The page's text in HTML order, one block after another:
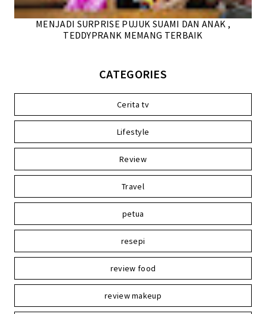
MENJADI SURPRISE PUJUK SUAMI DAN ANAK ,
TEDDYPRANK MEMANG TERBAIK
CATEGORIES
Cerita tv
Lifestyle
Review
Travel
petua
resepi
review food
review makeup